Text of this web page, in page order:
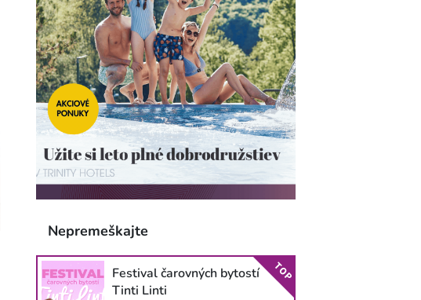
Nepremeškajte
Festival čarovných bytostí
Tinti Linti
TOP